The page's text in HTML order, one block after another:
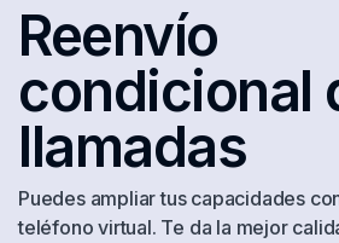
Reenvío
condicional
llamadas
Puedes ampliar tus capacidades
teléfono virtual. Te da la mejor